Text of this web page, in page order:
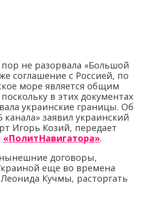
не разорвала «Большой
соглашение с Россией, по
море является общим
в этих документах
украинские границы. Об
заявил украинский
Игорь Козий, передает
«ПолитНавигатора».
договоры,
еще во времена
Кучмы, расторгать